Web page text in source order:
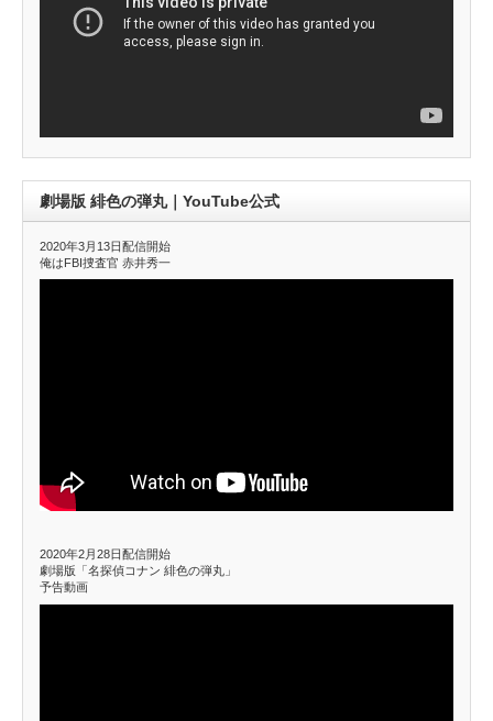
劇場版 緋色の弾丸｜YouTube公式
2020年3月13日配信開始
俺はFBI捜査官 赤井秀一
2020年2月28日配信開始
劇場版「名探偵コナン 緋色の弾丸」
予告動画